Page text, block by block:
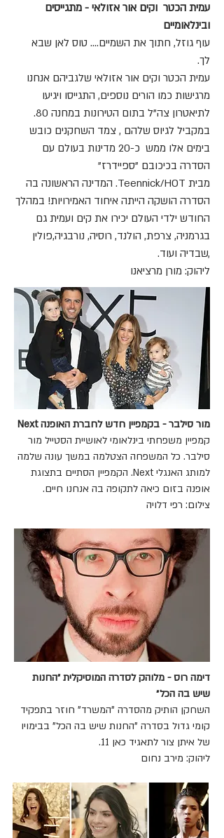
דימה רוס - מלוהק לסדרה המוסיקלית ״החנות
שיש בה הכל״
השחקן הותיק מהסדרה "המשרד" חוזר בתפקיד
קומי גדול בסדרה "החנות שיש בה הכל" בבימויו
של איתן צור לתאגיד כאן 11.
ליהוק: מירב נחום
מור סילבר - בקמפיין חדש לחברת האופנה Next
קמפיין משפחתי בינלאומי לאושיית הסטייל מור
סילבר. כל המשפחה הצטלמה במשך עונה שלמה
למותג האנגלי Next. הקמפיין הסתיים בתצוגת
אופנה בזום כיאה לתקופה בה אנחנו חיים.
צילום: רפי דלויה
עמית הכטר וקים אור אזולאי - מתגייסים
ובינלאומיים
עוף גוזל, חתוך את השמיים.... טוס לאן שבא
לך.
עמית הכטר וקים אור אזולאי שלגביהם אנחנו
מרגישות כמו הורים נוספים, התגייסו ויגיעו
לתיאטרון צה"ל בתום הטירונות במחנה 80.
במקביל לגיוס שלהם , צמד השחקנים כובש
בימים אלו ממש כ-20 מדינות בעולם עם
הסדרה בכיכובם "ספיידרז"
מבית Teennick/HOT. המדינה הראשונה בה
הסדרה הושקה הייתה איחוד האמירויות! במהלך
החודש ילדי העולם יכירו את קים ועמית גם
בגרמניה, צרפת, הולנד, רוסיה, נורבגיה,פולין
,שבדיה ועוד.
ליהוק: מורן מרציאנו